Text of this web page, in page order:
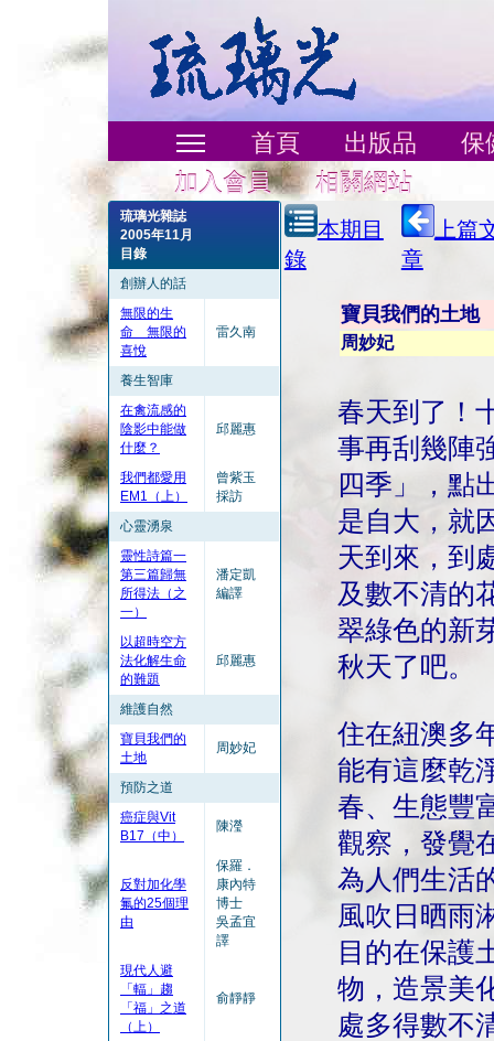
首頁 出版品
保
加入會員
相關網站
琉璃光雜誌
2005年11月
目錄
創辦人的話
無限的生
命 無限的
喜悅
雷久南
養生智庫
在禽流感的
陰影中能做
什麼？
邱麗惠
我們都愛用
EM1（上）
曾紫玉
採訪
心靈湧泉
靈性詩篇一
第三篇歸無
所得法（之
一）
潘定凱
編譯
以超時空方
法化解生命
的難題
邱麗惠
維護自然
寶貝我們的
土地
周妙妃
預防之道
癌症與Vit
B17（中）
陳瀅
反對加化學
氟的25個理
由
保羅．
康內特
博士
吳孟宜
譯
現代人避
「輻」趨
「福」之道
（上）
俞靜靜
本期目
錄
上篇
章
寶貝我們的土地
周妙妃
春天到了！
事再刮幾陣
四季」，點
是自大，就
天到來，到
及數不清的
翠綠色的新
秋天了吧。
住在紐澳多
能有這麼乾
春、生態豐
觀察，發覺
為人們生活
風吹日晒雨
目的在保護
物，造景美
處多得數不